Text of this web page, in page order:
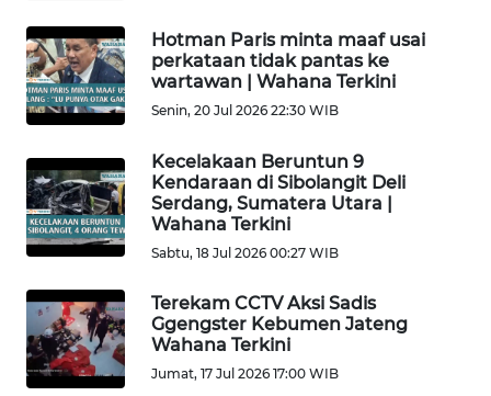
Hotman Paris minta maaf usai
perkataan tidak pantas ke
wartawan | Wahana Terkini
Senin, 20 Jul 2026 22:30 WIB
Kecelakaan Beruntun 9
Kendaraan di Sibolangit Deli
Serdang, Sumatera Utara |
Wahana Terkini
Sabtu, 18 Jul 2026 00:27 WIB
Terekam CCTV Aksi Sadis
Ggengster Kebumen Jateng
Wahana Terkini
Jumat, 17 Jul 2026 17:00 WIB
WN
PADANG
LAWAS
WN
SUMEDANG
WN
CIANJUR
WN
KEPULAUAN
SERIBU